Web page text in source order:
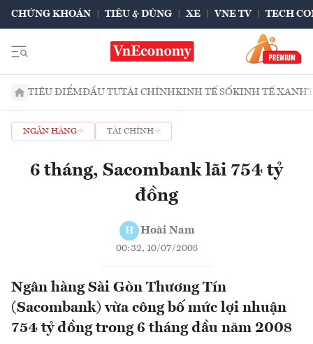
CHỨNG KHOÁN TIÊU & DÙNG XE VNE TV TECH
TIÊU ĐIỂMĐẦU TƯTÀI CHÍNHKINH TẾ SỐKINH TẾ XANH
NGÂN HÀNG TÀI CHÍNH
6 tháng, Sacombank lãi 754 tỷ
đồng
H Hoài Nam
00:32, 10/07/2008
Ngân hàng Sài Gòn Thương Tín
(Sacombank) vừa công bố mức lợi nhuận
754 tỷ đồng trong 6 tháng đầu năm 2008